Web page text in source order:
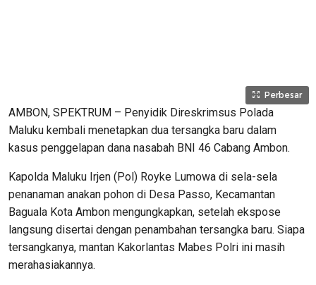
Perbesar
AMBON, SPEKTRUM – Penyidik Direskrimsus Polada
Maluku kembali menetapkan dua tersangka baru dalam
kasus penggelapan dana nasabah BNI 46 Cabang Ambon.
Kapolda Maluku Irjen (Pol) Royke Lumowa di sela-sela
penanaman anakan pohon di Desa Passo, Kecamantan
Baguala Kota Ambon mengungkapkan, setelah ekspose
langsung disertai dengan penambahan tersangka baru. Siapa
tersangkanya, mantan Kakorlantas Mabes Polri ini masih
merahasiakannya.